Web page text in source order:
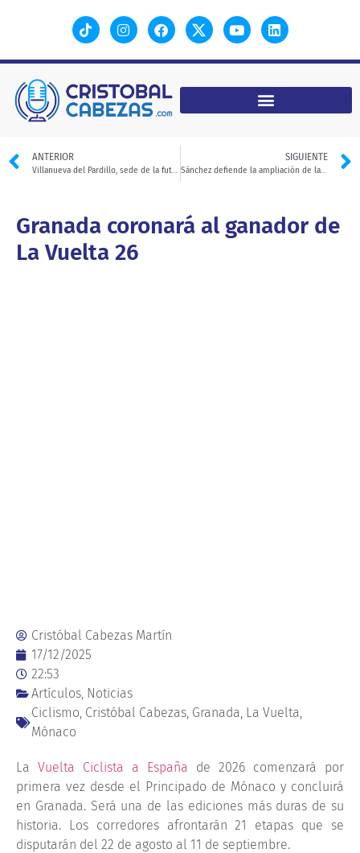
ANTERIOR
Villanueva del Pardillo, sede de la futura “Ciudad del Ciclismo”
SIGUIENTE
Sánchez defiende la ampliación de la UE a los Balcanes
Granada coronará al ganador de
La Vuelta 26
Cristóbal Cabezas Martín
17/12/2025
22:53
Artículos Noticias
Ciclismo Cristóbal Cabezas Granada La Vuelta
Mónaco
La Vuelta Ciclista a España
de 2026 comenzará por
primera vez desde el Principado de Mónaco y concluirá
en Granada. Será una de las ediciones más duras de su
historia. Los corredores afrontarán 21 etapas que se
disputarán del 22 de agosto al 11 de septiembre.